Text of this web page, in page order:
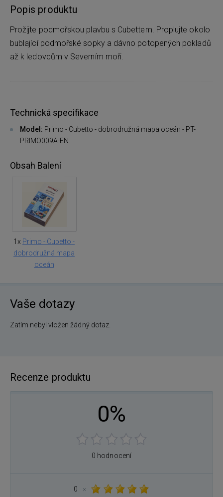
Popis produktu
Prožijte podmořskou plavbu s Cubettem. Proplujte okolo
bublající podmořské sopky a dávno potopených pokladů
až k ledovcům v Severním moři.
Technická specifikace
Model: Primo - Cubetto - dobrodružná mapa oceán - PT-
PRIMO009A-EN
Obsah Balení
1x Primo - Cubetto -
dobrodružná mapa
oceán
Vaše dotazy
Zatím nebyl vložen žádný dotaz.
Recenze produktu
0%
0 hodnocení
0
×